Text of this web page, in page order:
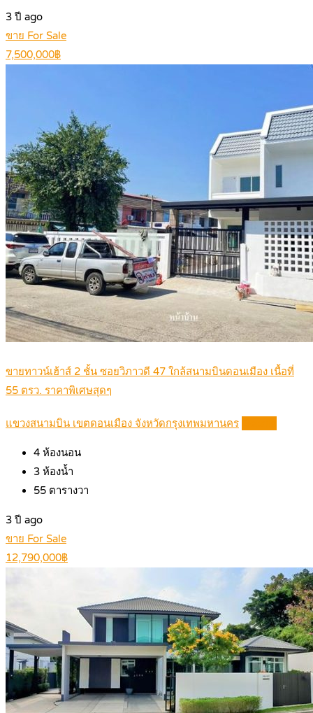
3 ปี ago
ขาย For Sale
7,500,000฿
ขายทาวน์เฮ้าส์ 2 ชั้น ซอยวิภาวดี 47 ใกล้สนามบินดอนเมือง เนื้อที่
55 ตรว. ราคาพิเศษสุดๆ
แขวงสนามบิน เขตดอนเมือง จังหวัดกรุงเทพมหานคร
4 ห้องนอน
3 ห้องน้ำ
55 ตารางวา
3 ปี ago
ขาย For Sale
12,790,000฿